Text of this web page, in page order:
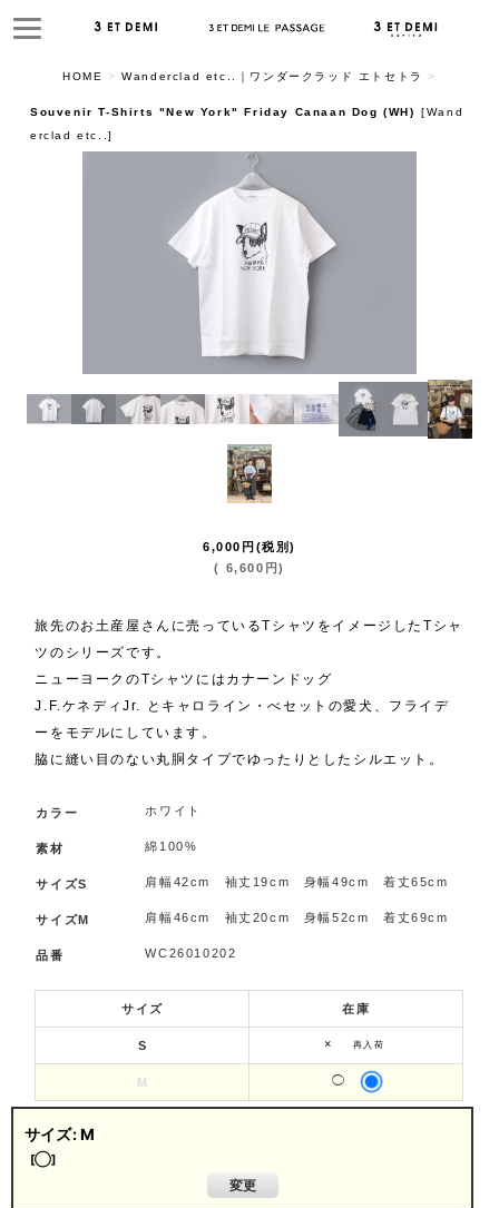
HOME > Wanderclad etc..｜ワンダークラッド エトセトラ >
Souvenir T-Shirts "New York" Friday Canaan Dog (WH) [Wand
erclad etc..]
6,000 円 (税別)
( 6,600 円)
旅先のお土産屋さんに売っているTシャツをイメージしたTシャ
ツのシリーズです。
ニューヨークのTシャツにはカナーンドッグ
J.F.ケネディJr. とキャロライン・べセットの愛犬、フライデ
ーをモデルにしています。
脇に縫い目のない丸胴タイプでゆったりとしたシルエット。
カラー ホワイト
素材 綿100%
サイズS 肩幅42cm 袖丈19cm 身幅49cm 着丈65cm
サイズM 肩幅46cm 袖丈20cm 身幅52cm 着丈69cm
品番 WC26010202
サイズ 在庫
S × 再入荷
M ◯
サイズ:M
[◯]
変更